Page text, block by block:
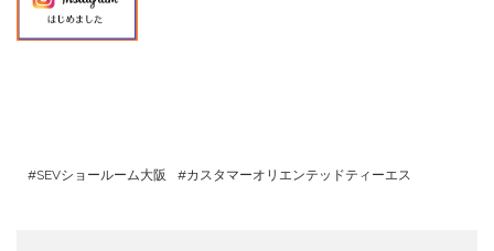
SEVショールーム大阪 カスタマーオリエンテッドティーエス